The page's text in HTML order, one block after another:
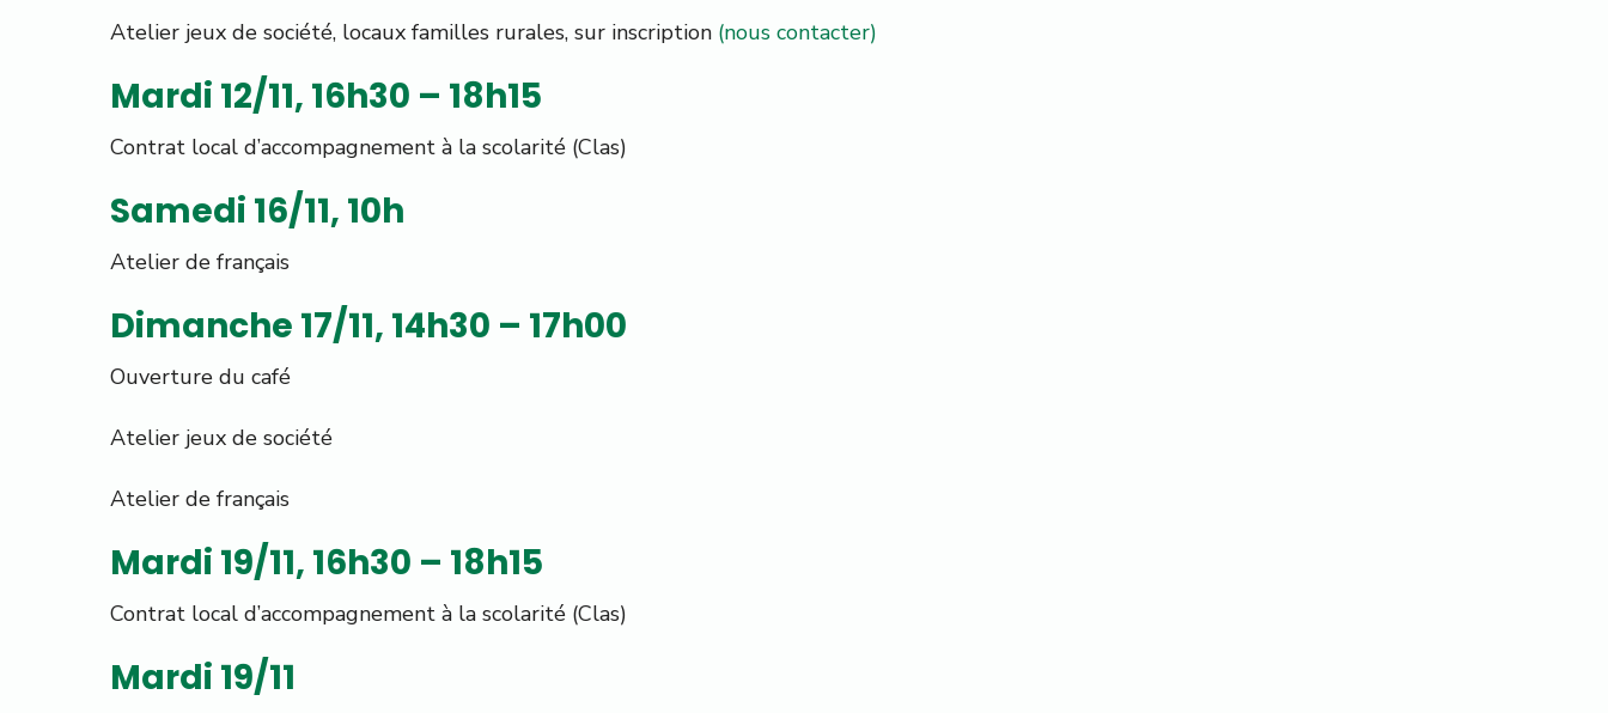
Atelier jeux de société, locaux familles rurales, sur inscription (nous contacter)
Mardi 12/11, 16h30 – 18h15
Contrat local d’accompagnement à la scolarité (Clas)
Samedi 16/11, 10h
Atelier de français
Dimanche 17/11, 14h30 – 17h00
Ouverture du café
Atelier jeux de société
Atelier de français
Mardi 19/11, 16h30 – 18h15
Contrat local d’accompagnement à la scolarité (Clas)
Mardi 19/11